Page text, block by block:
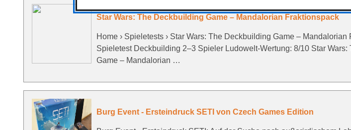
Star Wars: The Deckbuilding Game – Mandalorian Fraktionspack
Home › Spieletests › Star Wars: The Deckbuilding Game – Mandalorian
Spieletest Deckbuilding 2–3 Spieler Ludowelt-Wertung: 8/10 Star Wars:
Game – Mandalorian …
Burg Event - Ersteindruck SETI von Czech Games Edition